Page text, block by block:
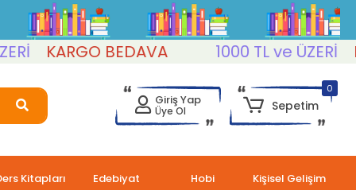
KARGO BEDAVA 1000 TL ve ÜZERİ
Giriş Yap
Üye Ol
0
Sepetim
Kitapları Edebiyat Hobi Kişisel Gelişim